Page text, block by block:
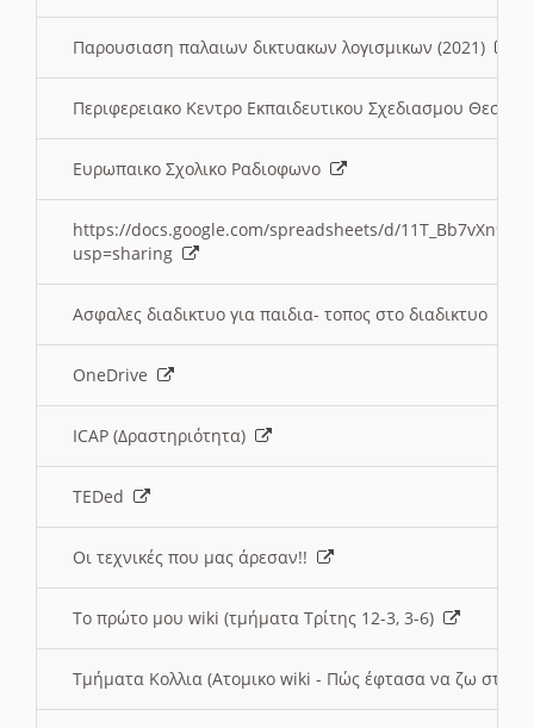
Παρουσιαση παλαιων δικτυακων λογισμικων (2021)
Περιφερειακο Κεντρο Εκπαιδευτικου Σχεδιασμου
Ευρωπαικο Σχολικο Ραδιοφωνο
https://docs.google.com/spreadsheets/d/
usp=sharing
Ασφαλες διαδικτυο για παιδια- τοπος στο διαδικτυο
OneDrive
ICAP (Δραστηριότητα)
TEDed
Οι τεχνικές που μας άρεσαν!!
Το πρώτο μου wiki (τμήματα Τρίτης 12-3, 3-6)
Τμήματα Κολλια (Ατομικο wiki - Πώς έφτασα να ζω στην